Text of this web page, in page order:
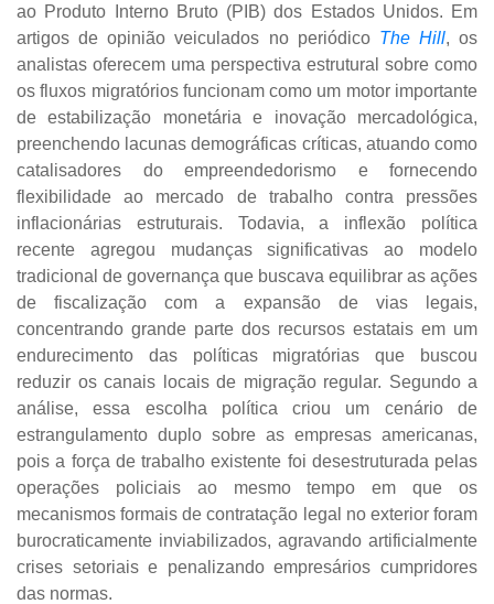
ao Produto Interno Bruto (PIB) dos Estados Unidos. Em
artigos de opinião veiculados no periódico The Hill, os
analistas oferecem uma perspectiva estrutural sobre como
os fluxos migratórios funcionam como um motor importante
de estabilização monetária e inovação mercadológica,
preenchendo lacunas demográficas críticas, atuando como
catalisadores do empreendedorismo e fornecendo
flexibilidade ao mercado de trabalho contra pressões
inflacionárias estruturais. Todavia, a inflexão política
recente agregou mudanças significativas ao modelo
tradicional de governança que buscava equilibrar as ações
de fiscalização com a expansão de vias legais,
concentrando grande parte dos recursos estatais em um
endurecimento das políticas migratórias que buscou
reduzir os canais locais de migração regular. Segundo a
análise, essa escolha política criou um cenário de
estrangulamento duplo sobre as empresas americanas,
pois a força de trabalho existente foi desestruturada pelas
operações policiais ao mesmo tempo em que os
mecanismos formais de contratação legal no exterior foram
burocraticamente inviabilizados, agravando artificialmente
crises setoriais e penalizando empresários cumpridores
das normas.